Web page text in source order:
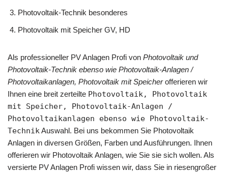
Photovoltaik-Technik besonderes
Photovoltaik mit Speicher GV, HD
Als professioneller PV Anlagen Profi von Photovoltaik und
Photovoltaik-Technik ebenso wie Photovoltaik-Anlagen /
Photovoltaikanlagen, Photovoltaik mit Speicherofferieren wir
Ihnen eine breit zerteilte Photovoltaik, Photovoltaik
mit Speicher, Photovoltaik-Anlagen /
Photovoltaikanlagen ebenso wie Photovoltaik-
TechnikAuswahl. Bei uns bekommen Sie Photovoltaik
Anlagen in diversen Größen, Farben und Ausführungen. Ihnen
offerieren wir Photovoltaik Anlagen, wie Sie sie sich wollen. Als
versierte PV Anlagen Profi wissen wir, dass Sie in riesengroßer